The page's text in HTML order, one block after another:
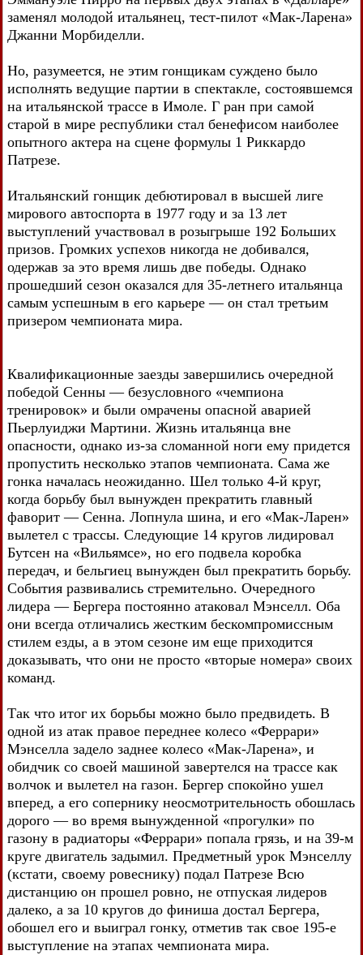
заменял молодой итальянец, тест-пилот «Мак-Ларена»
Джанни Морбиделли.
Но, разумеется, не этим гонщикам суждено было
исполнять ведущие партии в спектакле, состоявшемся
на итальянской трассе в Имоле. Г ран при самой
старой в мире республики стал бенефисом наиболее
опытного актера на сцене формулы 1 Риккардо
Патрезе.
Итальянский гонщик дебютировал в высшей лиге
мирового автоспорта в 1977 году и за 13 лет
выступлений участвовал в розыгрыше 192 Больших
призов. Громких успехов никогда не добивался,
одержав за это время лишь две победы. Однако
прошедший сезон оказался для 35-летнего итальянца
самым успешным в его карьере — он стал третьим
призером чемпионата мира.
Квалификационные заезды завершились очередной
победой Сенны — безусловного «чемпиона
тренировок» и были омрачены опасной аварией
Пьерлуиджи Мартини. Жизнь итальянца вне
опасности, однако из-за сломанной ноги ему придется
пропустить несколько этапов чемпионата. Сама же
гонка началась неожиданно. Шел только 4-й круг,
когда борьбу был вынужден прекратить главный
фаворит — Сенна. Лопнула шина, и его «Мак-Ларен»
вылетел с трассы. Следующие 14 кругов лидировал
Бутсен на «Вильямсе», но его подвела коробка
передач, и бельгиец вынужден был прекратить борьбу.
События развивались стремительно. Очередного
лидера — Бергера постоянно атаковал Мэнселл. Оба
они всегда отличались жестким бескомпромиссным
стилем езды, а в этом сезоне им еще приходится
доказывать, что они не просто «вторые номера» своих
команд.
Так что итог их борьбы можно было предвидеть. В
одной из атак правое переднее колесо «Феррари»
Мэнселла задело заднее колесо «Мак-Ларена», и
обидчик со своей машиной завертелся на трассе как
волчок и вылетел на газон. Бергер спокойно ушел
вперед, а его сопернику неосмотрительность обошлась
дорого — во время вынужденной «прогулки» по
газону в радиаторы «Феррари» попала грязь, и на 39-м
круге двигатель задымил. Предметный урок Мэнселлу
(кстати, своему ровеснику) подал Патрезе Всю
дистанцию он прошел ровно, не отпуская лидеров
далеко, а за 10 кругов до финиша достал Бергера,
обошел его и выиграл гонку, отметив так свое 195-е
выступление на этапах чемпионата мира.